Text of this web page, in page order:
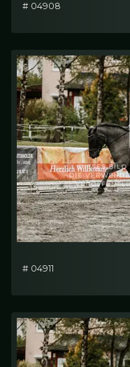
# 04908
# 04911